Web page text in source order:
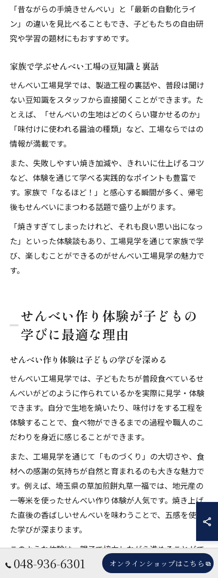
「昔ながらの手焼きせんべい」と「最新の自動化ライ
ン」の違いを見比べることもでき、子どもたちの自由研
究や学習の題材にもおすすめです。
家族で学ぶせんべい工場の豆知識と裏話
せんべい工場見学では、製造工程の裏話や、普段は聞け
ない豆知識をスタッフから直接聞くことができます。た
とえば、「せんべいの生地はどのくらい寝かせるのか」
「味付けに使われる醤油の種類」など、工場ならではの
情報が満載です。
また、失敗しやすい焼き加減や、きれいに仕上げるコツ
など、体験を通じて学べる実践的なポイントも豊富で
す。家族で「なるほど！」と感心する瞬間が多く、帰宅
後もせんべいにまつわる話題で盛り上がります。
「焼きすぎてしまったけれど、それも良い思い出になっ
た」といった体験談もあり、工場見学を通じて家族で学
び、楽しむことができるのがせんべい工場見学の魅力で
す。
せんべい作り体験が子どもの
学びに最適な理由
せんべい作り体験は子どもの学びを深める
せんべい工場見学では、子どもたちが普段食べているせ
んべいがどのように作られているかを実際に見学・体験
できます。自分で生地を焼いたり、味付けをする工程を
体験することで、食べ物ができるまでの過程や職人のこ
だわりを身近に感じることができます。
また、工場見学を通じて「ものづくり」の大切さや、食
材への感謝の気持ちが自然と育まれるのも大きな魅力で
す。例えば、埼玉県の草加煎餅丸草一福では、地元産の
一等米を使ったせんべい作り体験が人気です。焼き上げ
た直後の香ばしいせんべいを味わうことで、五感を使っ
た学びが深まります。
このような体験は、親子で協力しながら進めることがで
きるため、コミュニケーションの機会にもなります。手
048-936-6301 オンラインショップはこちら